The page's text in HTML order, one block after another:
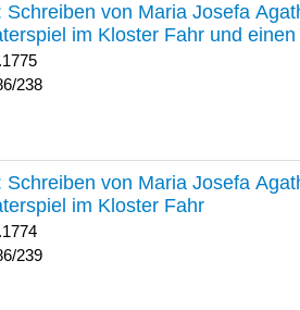
: Schreiben von Maria Josefa
im Kloster Fahr und einen
238
: Schreiben von Maria Josefa
im Kloster Fahr
239